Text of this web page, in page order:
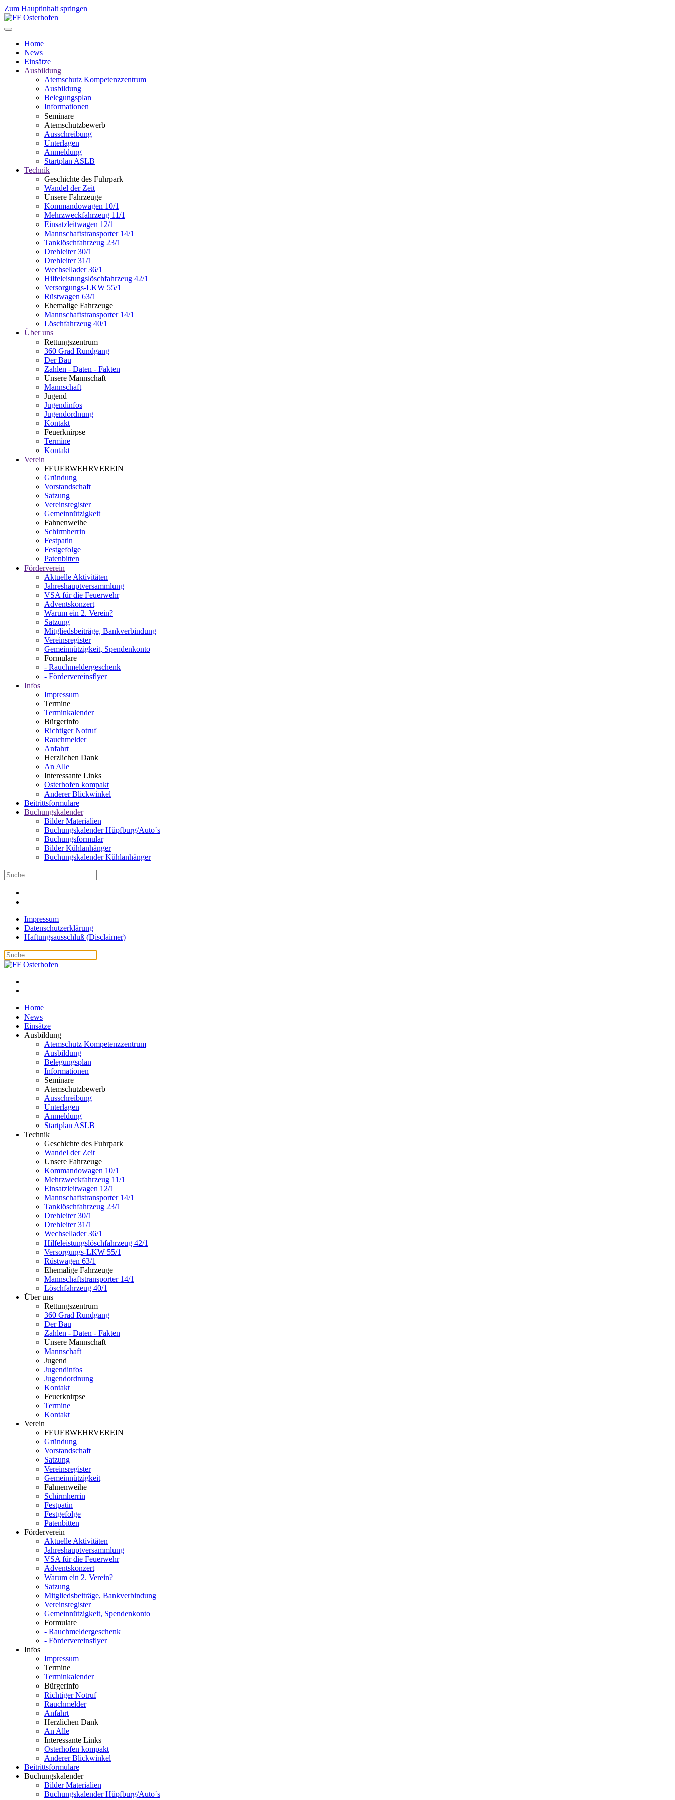
Zum Hauptinhalt springen
Home
News
Einsätze
Ausbildung
Atemschutz Kompetenzzentrum
Ausbildung
Belegungsplan
Informationen
Seminare
Atemschutzbewerb
Ausschreibung
Unterlagen
Anmeldung
Startplan ASLB
Technik
Geschichte des Fuhrpark
Wandel der Zeit
Unsere Fahrzeuge
Kommandowagen 10/1
Mehrzweckfahrzeug 11/1
Einsatzleitwagen 12/1
Mannschaftstransporter 14/1
Tanklöschfahrzeug 23/1
Drehleiter 30/1
Drehleiter 31/1
Wechsellader 36/1
Hilfeleistungslöschfahrzeug 42/1
Versorgungs-LKW 55/1
Rüstwagen 63/1
Ehemalige Fahrzeuge
Mannschaftstransporter 14/1
Löschfahrzeug 40/1
Über uns
Rettungszentrum
360 Grad Rundgang
Der Bau
Zahlen - Daten - Fakten
Unsere Mannschaft
Mannschaft
Jugend
Jugendinfos
Jugendordnung
Kontakt
Feuerknirpse
Termine
Kontakt
Verein
FEUERWEHRVEREIN
Gründung
Vorstandschaft
Satzung
Vereinsregister
Gemeinnützigkeit
Fahnenweihe
Schirmherrin
Festpatin
Festgefolge
Patenbitten
Förderverein
Aktuelle Aktivitäten
Jahreshauptversammlung
VSA für die Feuerwehr
Adventskonzert
Warum ein 2. Verein?
Satzung
Mitgliedsbeiträge, Bankverbindung
Vereinsregister
Gemeinnützigkeit, Spendenkonto
Formulare
- Rauchmeldergeschenk
- Fördervereinsflyer
Infos
Impressum
Termine
Terminkalender
Bürgerinfo
Richtiger Notruf
Rauchmelder
Anfahrt
Herzlichen Dank
An Alle
Interessante Links
Osterhofen kompakt
Anderer Blickwinkel
Beitrittsformulare
Buchungskalender
Bilder Materialien
Buchungskalender Hüpfburg/Auto`s
Buchungsformular
Bilder Kühlanhänger
Buchungskalender Kühlanhänger
Impressum
Datenschutzerklärung
Haftungsausschluß (Disclaimer)
Home
News
Einsätze
Ausbildung
Atemschutz Kompetenzzentrum
Ausbildung
Belegungsplan
Informationen
Seminare
Atemschutzbewerb
Ausschreibung
Unterlagen
Anmeldung
Startplan ASLB
Technik
Geschichte des Fuhrpark
Wandel der Zeit
Unsere Fahrzeuge
Kommandowagen 10/1
Mehrzweckfahrzeug 11/1
Einsatzleitwagen 12/1
Mannschaftstransporter 14/1
Tanklöschfahrzeug 23/1
Drehleiter 30/1
Drehleiter 31/1
Wechsellader 36/1
Hilfeleistungslöschfahrzeug 42/1
Versorgungs-LKW 55/1
Rüstwagen 63/1
Ehemalige Fahrzeuge
Mannschaftstransporter 14/1
Löschfahrzeug 40/1
Über uns
Rettungszentrum
360 Grad Rundgang
Der Bau
Zahlen - Daten - Fakten
Unsere Mannschaft
Mannschaft
Jugend
Jugendinfos
Jugendordnung
Kontakt
Feuerknirpse
Termine
Kontakt
Verein
FEUERWEHRVEREIN
Gründung
Vorstandschaft
Satzung
Vereinsregister
Gemeinnützigkeit
Fahnenweihe
Schirmherrin
Festpatin
Festgefolge
Patenbitten
Förderverein
Aktuelle Aktivitäten
Jahreshauptversammlung
VSA für die Feuerwehr
Adventskonzert
Warum ein 2. Verein?
Satzung
Mitgliedsbeiträge, Bankverbindung
Vereinsregister
Gemeinnützigkeit, Spendenkonto
Formulare
- Rauchmeldergeschenk
- Fördervereinsflyer
Infos
Impressum
Termine
Terminkalender
Bürgerinfo
Richtiger Notruf
Rauchmelder
Anfahrt
Herzlichen Dank
An Alle
Interessante Links
Osterhofen kompakt
Anderer Blickwinkel
Beitrittsformulare
Buchungskalender
Bilder Materialien
Buchungskalender Hüpfburg/Auto`s